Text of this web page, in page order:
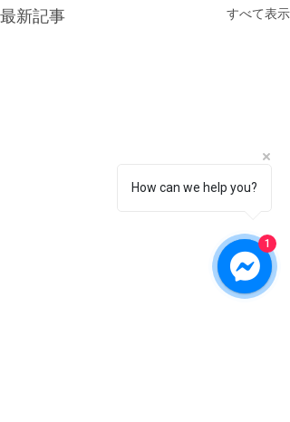
最新記事 すべて表示
How can we help you?
1